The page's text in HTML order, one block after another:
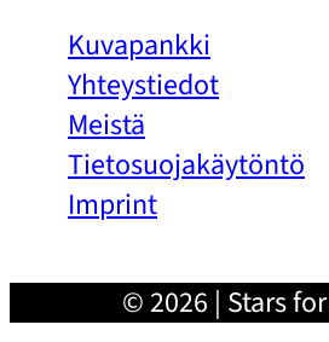
Kuvapankki
Yhteystiedot
Meistä
Tietosuojakäytöntö
Imprint
© 2026 | Stars